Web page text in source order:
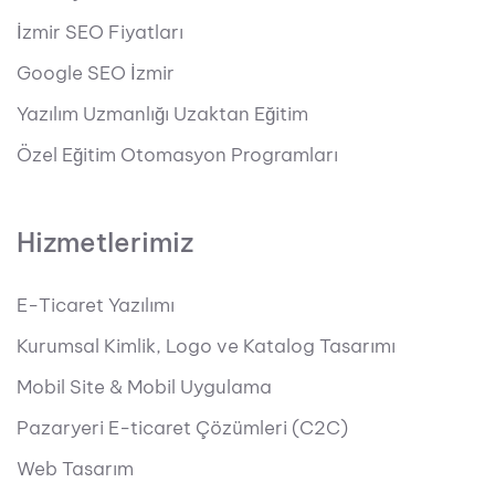
İzmir SEO Fiyatları
Google SEO İzmir
Yazılım Uzmanlığı Uzaktan Eğitim
Özel Eğitim Otomasyon Programları
Hizmetlerimiz
E-Ticaret Yazılımı
Kurumsal Kimlik, Logo ve Katalog Tasarımı
Mobil Site & Mobil Uygulama
Pazaryeri E-ticaret Çözümleri (C2C)
Web Tasarım